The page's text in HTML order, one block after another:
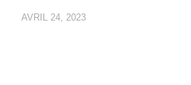
AVRIL 24, 2023